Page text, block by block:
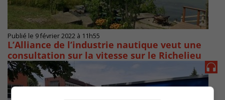
Publié le 9 février 2022 à 11h55
L’Alliance de l’industrie nautique veut une
consultation sur la vitesse sur le Richelieu